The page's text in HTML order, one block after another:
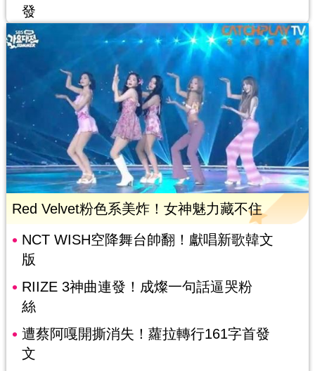
發
Red Velvet粉色系美炸！女神魅力藏不住
NCT WISH空降舞台帥翻！獻唱新歌韓文
版
RIIZE 3神曲連發！成燦一句話逼哭粉
絲
遭蔡阿嘎開撕消失！蘿拉轉行161字首發
文